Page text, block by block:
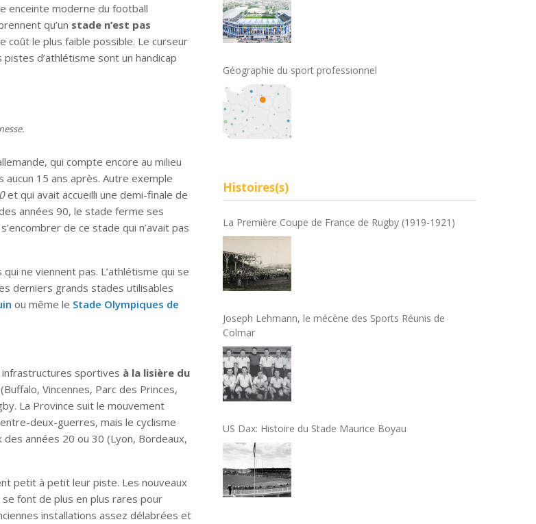
enceinte moderne du football
qu’un stade n’est pas
coût le plus faible possible. Le curseur
d’athlétisme sont un handicap
qui compte encore au milieu
aucun 15 ans après. Autre exemple
et qui avait accueilli une demi-finale de
années 90, le stade ferme ses
de ce stade qui n’avait pas
ne viennent pas. L’athlétisme qui se
derniers grands stades utilisables
ou même le Stade Olympiques de
sportives à la lisière du
(Buffalo, Vincennes, Parc des Princes,
La Province suit le mouvement
deux-guerres, mais le cyclisme
années 20 ou 30 (Lyon, Bordeaux,
petit à petit leur piste. Les nouveaux
font de plus en plus rares pour
installations assez délabrées et
Géographie du sport professionnel
Histoires(s)
La Première Coupe de France de Rugby (1919-1921)
Joseph Lehmann, le mécène des Sports Réunis de
Colmar
US Dax: Histoire du Stade Maurice Boyau